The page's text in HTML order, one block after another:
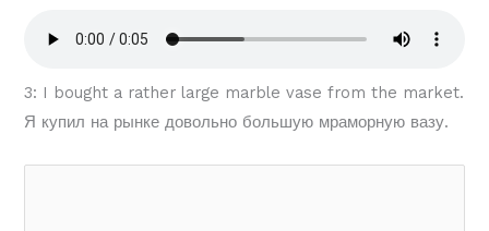
3: I bought a rather large marble vase from the market.
Я купил на рынке довольно большую мраморную вазу.